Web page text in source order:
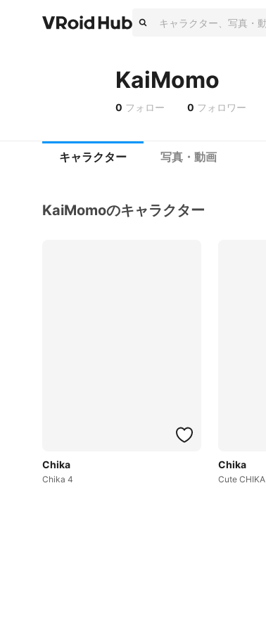
KaiMomo
0 フォロー 0 フォロワー
キャラクター 写真・動画
KaiMomoのキャラクター
Chika
Chika 4
Chika
Cute CHIKA